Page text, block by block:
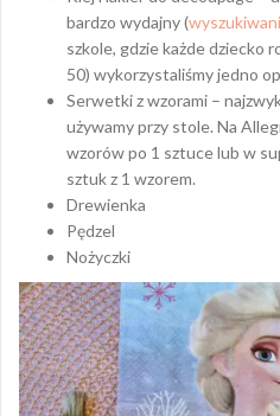
bardzo wydajny (
szkole, gdzie każde dziecko
50) wykorzystaliśmy jedno
Serwetki z wzorami –
używamy przy stole. Na
wzorów po 1 sztuce lub w
sztuk z 1 wzorem.
Drewienka
Pędzel
Nożyczki